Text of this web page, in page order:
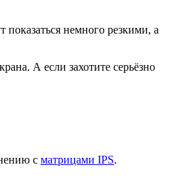
немного резкими, а
А если захотите серьёзно
с матрицами IPS.